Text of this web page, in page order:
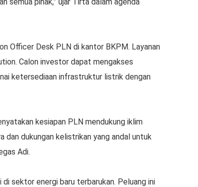
Officer Desk PLN di kantor BKPM. Layanan
Calon investor dapat mengakses
ketersediaan infrastruktur listrik dengan
kesiapan PLN mendukung iklim
dan dukungan kelistrikan yang andal untuk
Adi.
sektor energi baru terbarukan. Peluang ini